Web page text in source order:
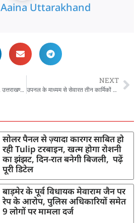
Aaina Uttarakhand
मुख्य सचिव ने किया एन.आई.सी. उत्तराखण्ड की त्रैमासिक न्यूज़लेटर ‘द डिजिटल थ्रेड‘ का विमोचन
NEXT
उपनल के माध्यम से सेवारत तीन कार्मिकों की दुर्घटना में मुत्यु होने के उपरान्त, आश्रितों को CM धामी ने 50-50 लाख की सहायता राशि के चेक प्रदान किये
सोलर पैनल से ज़्यादा कारगर साबित हो
रही Tulip टरबाइन, खत्म होगा रोशनी
का झंझट, दिन-रात बनेगी बिजली, पढ़ें
पूरी डिटेल
बाड़मेर के पूर्व विधायक मेवाराम जैन पर
रेप के आरोप, पुलिस अधिकारियों समेत
9 लोगों पर मामला दर्ज